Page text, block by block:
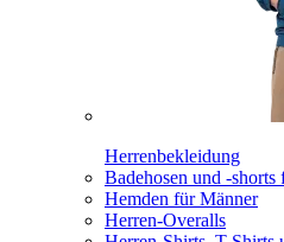
Herrenbekleidung
Badehosen und -shorts
Hemden für Männer
Herren-Overalls